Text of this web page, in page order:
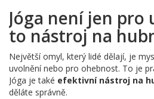
Jóga není jen pro
to nástroj na
Největší omyl, který lidé dělají, je
uvolnění nebo pro ohebnost. To je
Jóga je také efektivní nástroj na
děláte správně.